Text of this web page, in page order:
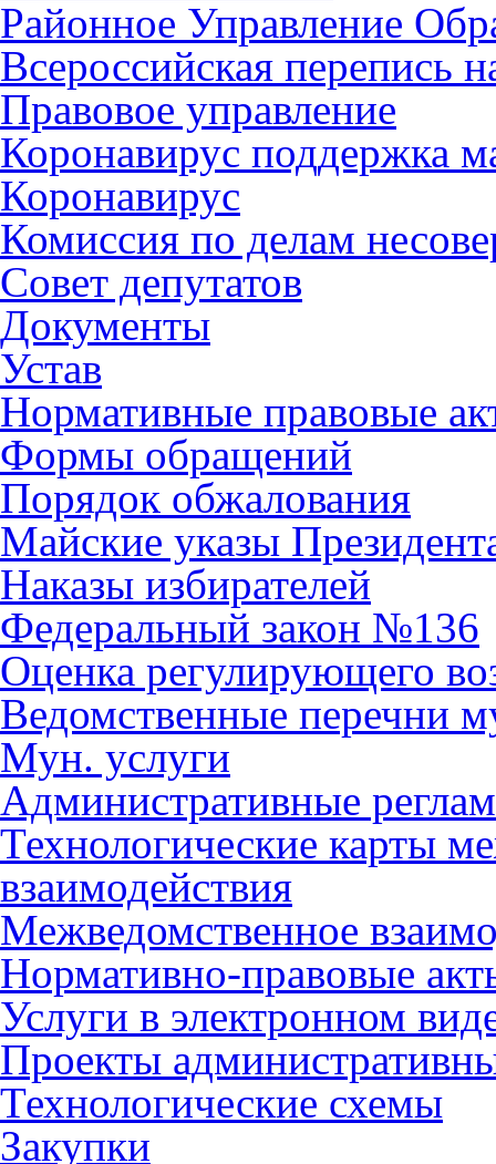
Районное Управление
Всероссийская перепись
Правовое управление
Коронавирус поддержка
Коронавирус
Комиссия по делам
Совет депутатов
Документы
Устав
Нормативные правовые
Формы обращений
Порядок обжалования
Майские указы
Наказы избирателей
Федеральный закон №136
Оценка регулирующего
Ведомственные перечни
Мун. услуги
Административные
Технологические карты
взаимодействия
Межведомственное
Нормативно-правовые
Услуги в электронном
Проекты
Технологические схемы
Закупки